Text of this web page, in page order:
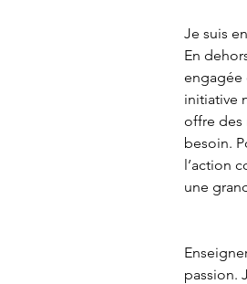
Je suis
En
engagée
initiative
offre des
besoin.
l’action
une
passion.